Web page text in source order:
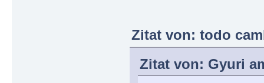
Zitat von: todo
Zitat von: Gyuri